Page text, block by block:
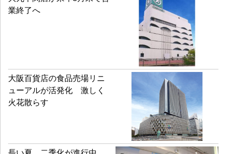
業終了へ
大阪百貨店の食品売場リニ
ューアルが活発化 激しく
火花散らす